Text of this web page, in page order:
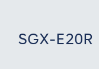
SGX-E20R